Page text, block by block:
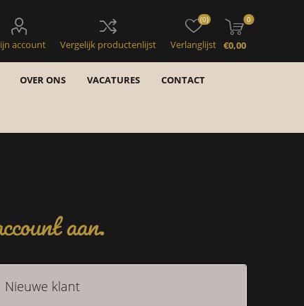
account Vergelijk productenlijst Verlanglijst
(0) 0
€0,00
OVER ONS VACATURES CONTACT
aan.
Nieuwe klant